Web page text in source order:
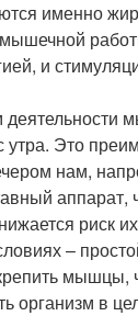
именно
и
Это
нам,
аппарат,
риск
–
мышцы,
организм в